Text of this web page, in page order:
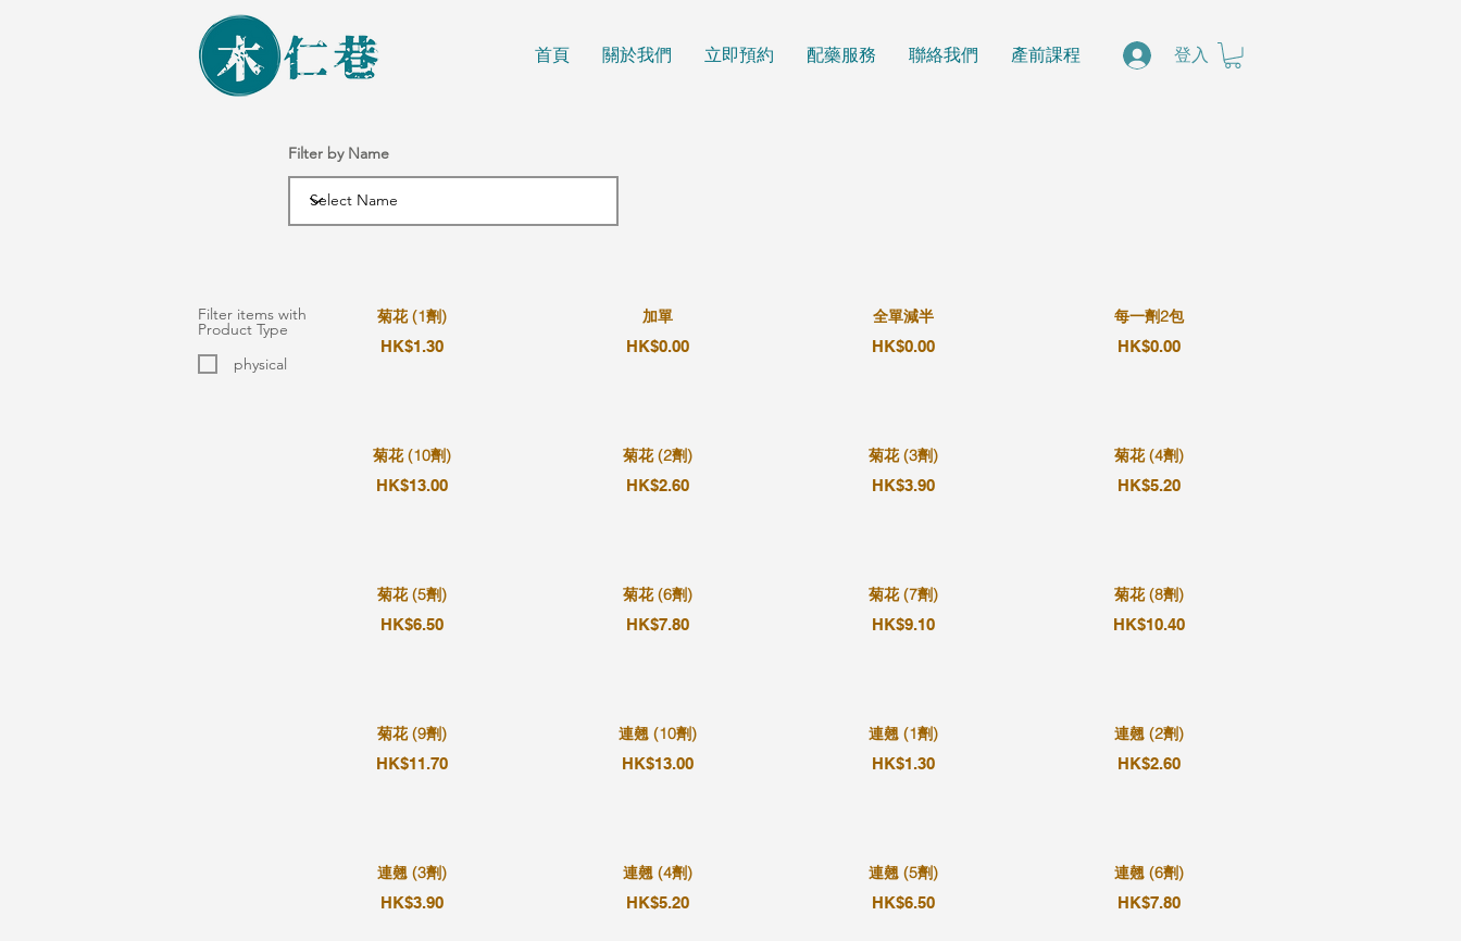
首頁 關於我們 立即預約 配藥服務 聯絡我們 產前課程 登入
Filter by Name
菊花 (1劑)
HK$1.30
菊花 (10劑)
HK$13.00
菊花 (5劑)
HK$6.50
菊花 (9劑)
HK$11.70
連翹 (3劑)
HK$3.90
加單
HK$0.00
菊花 (2劑)
HK$2.60
菊花 (6劑)
HK$7.80
連翹 (10劑)
HK$13.00
連翹 (4劑)
HK$5.20
全單減半
HK$0.00
菊花 (3劑)
HK$3.90
菊花 (7劑)
HK$9.10
連翹 (1劑)
HK$1.30
連翹 (5劑)
HK$6.50
每一劑2包
HK$0.00
菊花 (4劑)
HK$5.20
菊花 (8劑)
HK$10.40
連翹 (2劑)
HK$2.60
連翹 (6劑)
HK$7.80
Filter items with
Product Type
physical